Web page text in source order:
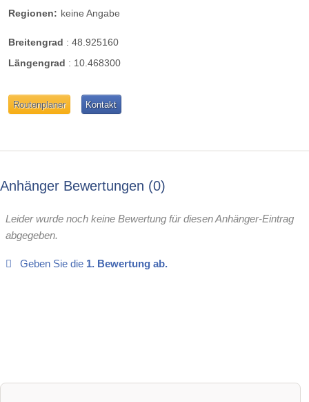
Regionen: keine Angabe
Breitengrad : 48.925160
Längengrad : 10.468300
Routenplaner Kontakt
Anhänger Bewertungen 0
Leider wurde noch keine Bewertung für diesen Anhänger-Eintrag
abgegeben.
Geben Sie die 1. Bewertung ab.